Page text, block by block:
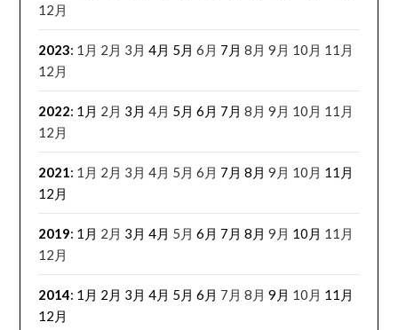
12月
2023: 1月 2月 3月 4月 5月 6月 7月 8月 9月 10月 11月
12月
2022: 1月 2月 3月 4月 5月 6月 7月 8月 9月 10月 11月
12月
2021: 1月 2月 3月 4月 5月 6月 7月 8月 9月 10月 11月
12月
2019: 1月 2月 3月 4月 5月 6月 7月 8月 9月 10月 11月
12月
2014: 1月 2月 3月 4月 5月 6月 7月 8月 9月 10月 11月
12月